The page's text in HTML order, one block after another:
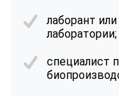
лаборант
лаборатории;
специалист